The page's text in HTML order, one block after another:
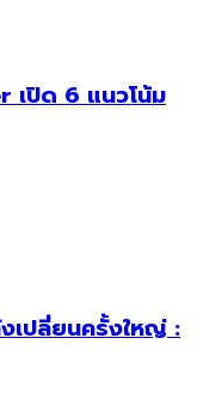
เปิด 6 แนวโน้ม
เปลี่ยนครั้งใหญ่ :